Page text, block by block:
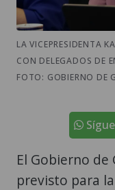
LA VICEPRESIDENTA
CON DELEGADOS DE
FOTO: GOBIERNO DE
El Gobierno
previsto para